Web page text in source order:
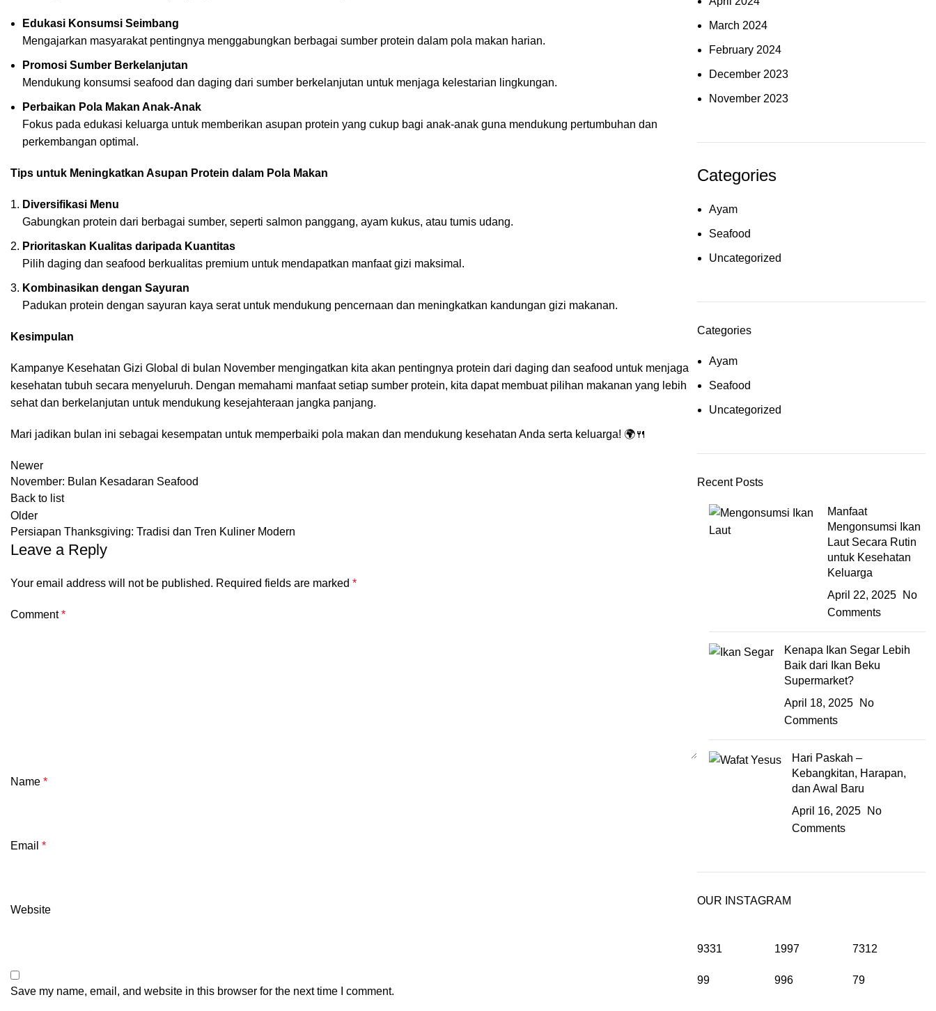
Edukasi Konsumsi Seimbang
Mengajarkan masyarakat pentingnya menggabungkan berbagai sumber protein dalam pola makan harian.
Promosi Sumber Berkelanjutan
Mendukung konsumsi seafood dan daging dari sumber berkelanjutan untuk menjaga kelestarian lingkungan.
Perbaikan Pola Makan Anak-Anak
Fokus pada edukasi keluarga untuk memberikan asupan protein yang cukup bagi anak-anak guna mendukung pertumbuhan dan
perkembangan optimal.
Tips untuk Meningkatkan Asupan Protein dalam Pola Makan
Diversifikasi Menu
Gabungkan protein dari berbagai sumber, seperti salmon panggang, ayam kukus, atau tumis udang.
Prioritaskan Kualitas daripada Kuantitas
Pilih daging dan seafood berkualitas premium untuk mendapatkan manfaat gizi maksimal.
Kombinasikan dengan Sayuran
Padukan protein dengan sayuran kaya serat untuk mendukung pencernaan dan meningkatkan kandungan gizi makanan.
Kesimpulan
Kampanye Kesehatan Gizi Global di bulan November mengingatkan kita akan pentingnya protein dari daging dan seafood untuk menjaga
kesehatan tubuh secara menyeluruh. Dengan memahami manfaat setiap sumber protein, kita dapat membuat pilihan makanan yang lebih
sehat dan berkelanjutan untuk mendukung kesejahteraan jangka panjang.
Mari jadikan bulan ini sebagai kesempatan untuk memperbaiki pola makan dan mendukung kesehatan Anda serta keluarga! 🌍🍴
Newer
November: Bulan Kesadaran Seafood
Back to list
Older
Persiapan Thanksgiving: Tradisi dan Tren Kuliner Modern
Leave a Reply
Your email address will not be published. Required fields are marked *
Comment*
Name *
Email *
Website
Save my name, email, and website in this browser for the next time I comment.
March 2024
February 2024
December 2023
November 2023
Categories
Ayam
Seafood
Uncategorized
Categories
Ayam
Seafood
Uncategorized
Recent Posts
Manfaat
Mengonsumsi Ikan
Laut Secara Rutin
untuk Kesehatan
Keluarga
April 22, 2025
No
Comments
Kenapa Ikan Segar Lebih
Baik dari Ikan Beku
Supermarket?
April 18, 2025
No
Comments
Hari Paskah –
Kebangkitan, Harapan,
dan Awal Baru
April 16, 2025
No
Comments
OUR INSTAGRAM
9331
99
1997
996
7312
79